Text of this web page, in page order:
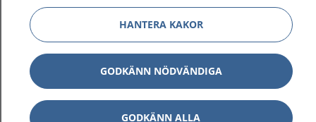
Behandling av personuppgifter
Hantering av kakor
Inställningar för kakor
HANTERA KAKOR
GODKÄNN NÖDVÄNDIGA
GODKÄNN ALLA